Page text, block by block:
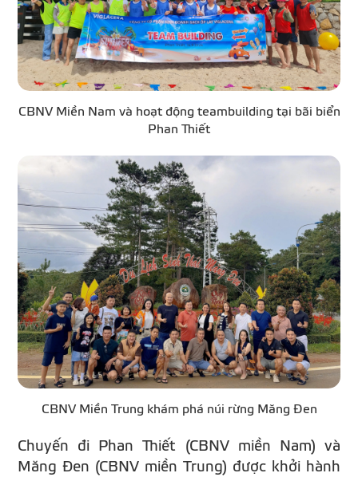
CBNV Miền Nam và hoạt động teambuilding tại bãi biển
Phan Thiết
CBNV Miền Trung khám phá núi rừng Măng Đen
Chuyến đi Phan Thiết (CBNV miền Nam) và
Măng Đen (CBNV miền Trung) được khởi hành